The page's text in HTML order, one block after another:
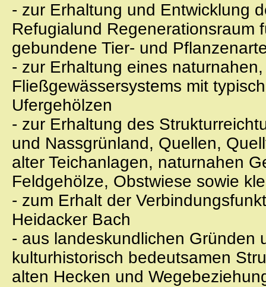
- zur Erhaltung und Entwicklung
Refugialund Regenerationsraum
gebundene Tier- und
- zur Erhaltung eines
Fließgewässersystems mit
Ufergehölzen
- zur Erhaltung des
und Nassgrünland, Quellen,
alter Teichanlagen, naturnahen
Feldgehölze, Obstwiese sowie
- zum Erhalt der
Heidacker Bach
- aus landeskundlichen Gründen
kulturhistorisch bedeutsamen
alten Hecken und